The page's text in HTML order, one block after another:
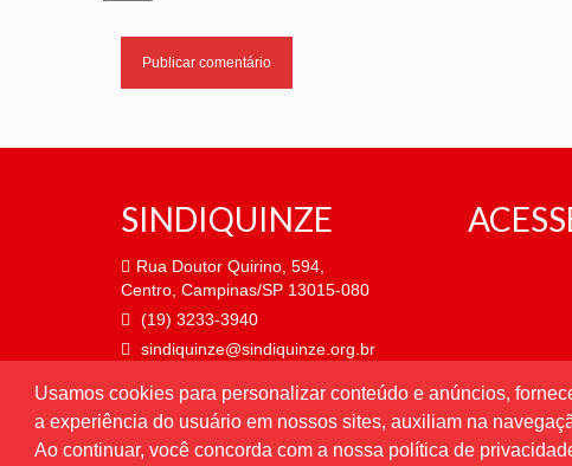
SINDIQUINZE
Rua Doutor Quirino, 594,
Centro, Campinas/SP 13015-080
(19) 3233-3940
sindiquinze@sindiquinze.org.br
Atendimento de segunda a
sexta-feira, das 9h às 18h.
Usamos cookies para personalizar conteúdo e anúncios,
a experiência do usuário em nossos sites, auxiliam na
Ao continuar, você concorda com a nossa política de